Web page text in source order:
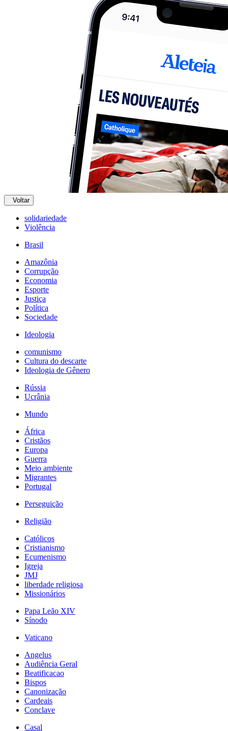
Voltar
solidariedade
Violência
Brasil
Amazônia
Corrupção
Economia
Esporte
Justiça
Política
Sociedade
Ideologia
comunismo
Cultura do descarte
Ideologia de Gênero
Rússia
Ucrânia
Mundo
África
Cristãos
Europa
Guerra
Meio ambiente
Migrantes
Portugal
Perseguição
Religião
Católicos
Cristianismo
Ecumenismo
Igreja
JMJ
liberdade religiosa
Missionários
Papa Leão XIV
Sínodo
Vaticano
Angelus
Audiência Geral
Beatificacao
Bispos
Canonização
Cardeais
Conclave
Casal